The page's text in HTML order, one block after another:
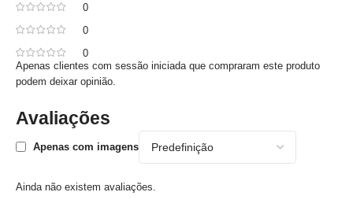
0
0
0
Avaliações
Apenas com imagens
Ainda não existem avaliações.
Apenas clientes com sessão iniciada que compraram este produto
podem deixar opinião.